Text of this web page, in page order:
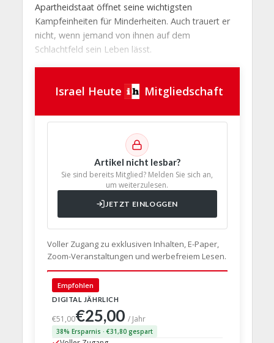
Apartheidstaat öffnet seine wichtigsten
Kampfeinheiten für Minderheiten. Auch trauert er
nicht, wenn jemand von ihnen auf dem
Schlachtfeld sein Leben lässt.
Israel Heute Mitgliedschaft
Artikel nicht lesbar?
Sie sind bereits Mitglied? Melden Sie sich an,
um weiterzulesen.
JETZT EINLOGGEN
Voller Zugang zu exklusiven Inhalten, E-Paper,
Zoom-Veranstaltungen und werbefreiem Lesen.
Empfohlen
DIGITAL JÄHRLICH
€51,00€25,00/ Jahr
38% Ersparnis · €31,80 gespart